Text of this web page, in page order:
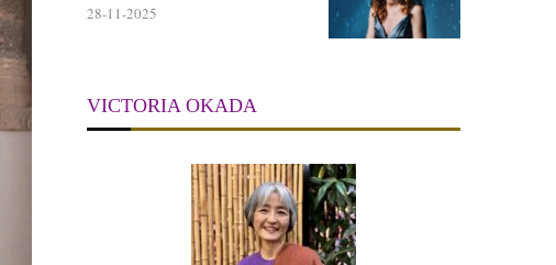
28-11-2025
VICTORIA OKADA